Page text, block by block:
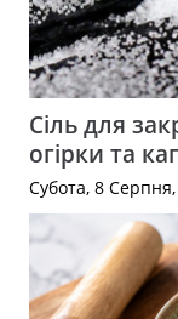
Сіль для
огірки та
Субота, 8